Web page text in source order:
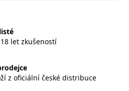
let zkušeností
z oficiální české distribuce